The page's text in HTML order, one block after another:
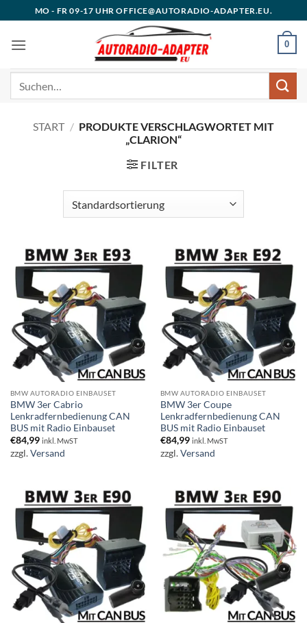
Inhalt
springen
MO - FR 09-17 UHR OFFICE@AUTORADIO-ADAPTER.EU.
0
START / PRODUKTE VERSCHLAGWORTET MIT
„CLARION“
FILTER
BMW AUTORADIO EINBAUSET
BMW 3er Cabrio
Lenkradfernbedienung CAN
BUS mit Radio Einbauset
€84,99 inkl. MwST
zzgl.Versand
BMW AUTORADIO EINBAUSET
BMW 3er Coupe
Lenkradfernbedienung CAN
BUS mit Radio Einbauset
€84,99 inkl. MwST
zzgl.Versand